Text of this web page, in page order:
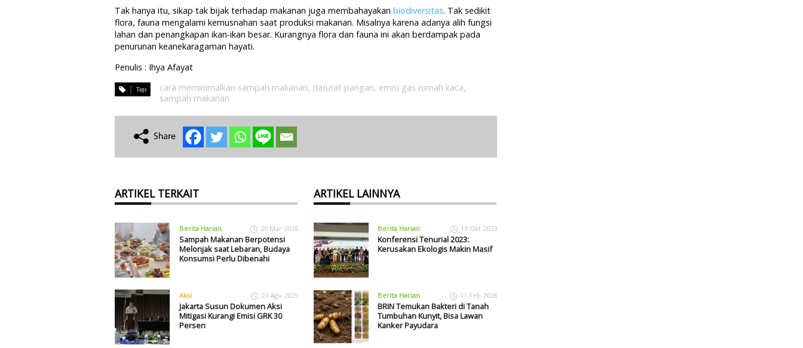
Tak hanya itu, sikap tak bijak terhadap makanan juga membahayakan biodiversitas. Tak sedikit
flora, fauna mengalami kemusnahan saat produksi makanan. Misalnya karena adanya alih fungsi
lahan dan penangkapan ikan-ikan besar. Kurangnya flora dan fauna ini akan berdampak pada
penurunan keanekaragaman hayati.
Penulis : Ihya Afayat
cara meminimalkan sampah makanan, darurat pangan, emisi gas rumah kaca,
sampah makanan
ARTIKEL TERKAIT
Berita Harian 20 Mar 2026
Sampah Makanan Berpotensi
Melonjak saat Lebaran, Budaya
Konsumsi Perlu Dibenahi
Aksi 23 Agu 2025
Jakarta Susun Dokumen Aksi
Mitigasi Kurangi Emisi GRK 30
Persen
ARTIKEL LAINNYA
Berita Harian 19 Okt 2023
Konferensi Tenurial 2023:
Kerusakan Ekologis Makin Masif
Berita Harian 11 Feb 2026
BRIN Temukan Bakteri di Tanah
Tumbuhan Kunyit, Bisa Lawan
Kanker Payudara